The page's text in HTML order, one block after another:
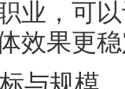
业，可
效果更